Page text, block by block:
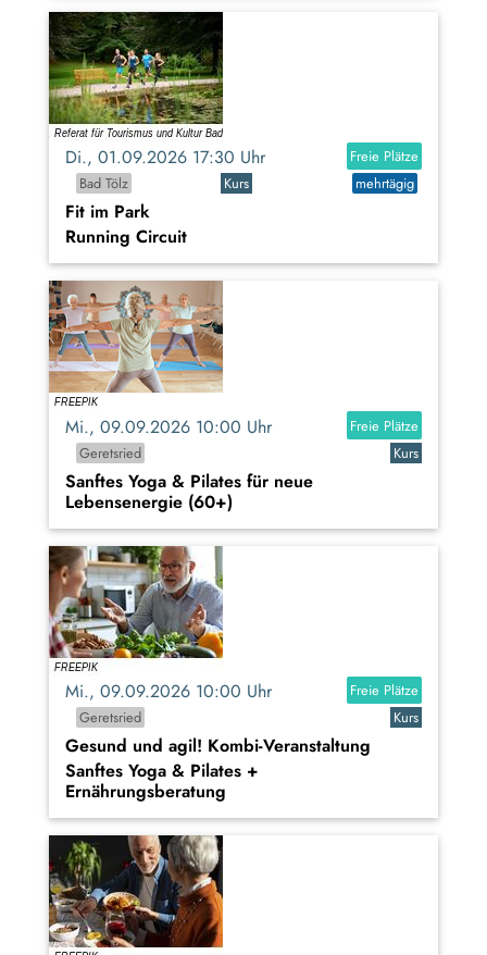
Di., 01.09.2026 17:30 Uhr
Freie Plätze
Bad Tölz
Kurs mehrtägig
Fit im Park
Running Circuit
Mi., 09.09.2026 10:00 Uhr
Freie Plätze
Geretsried
Kurs
Sanftes Yoga & Pilates für neue
Lebensenergie (60+)
Mi., 09.09.2026 10:00 Uhr
Freie Plätze
Geretsried
Kurs
Gesund und agil! Kombi-Veranstaltung
Sanftes Yoga & Pilates +
Ernährungsberatung